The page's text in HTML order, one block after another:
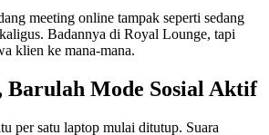
meeting online tampak seperti sedang
Badannya di Royal Lounge, tapi
klien ke mana-mana.
Barulah Mode Sosial Aktif
per satu laptop mulai ditutup. Suara